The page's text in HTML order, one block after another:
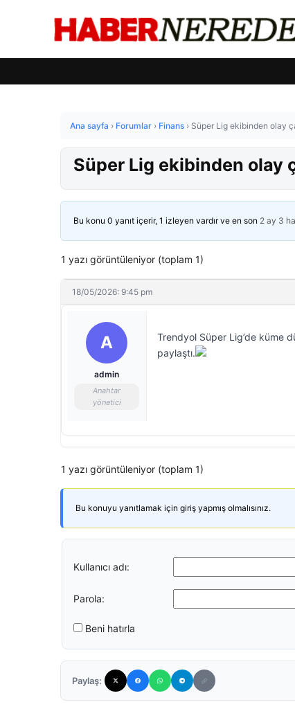
Ana sayfa › Forumlar › Finans › Süper Lig ekibinden olay
Süper Lig ekibinden olay
Bu konu 0 yanıt içerir, 1 izleyen vardır ve en son 2 ay 3
1 yazı görüntüleniyor (toplam 1)
18/05/2026: 9:45 pm
A
admin
Anahtar
yönetici
Trendyol Süper Lig’de küme
paylaştı.
1 yazı görüntüleniyor (toplam 1)
Bu konuyu yanıtlamak için giriş yapmış olmalısınız.
Kullanıcı adı:
Parola:
Beni hatırla
Paylaş: